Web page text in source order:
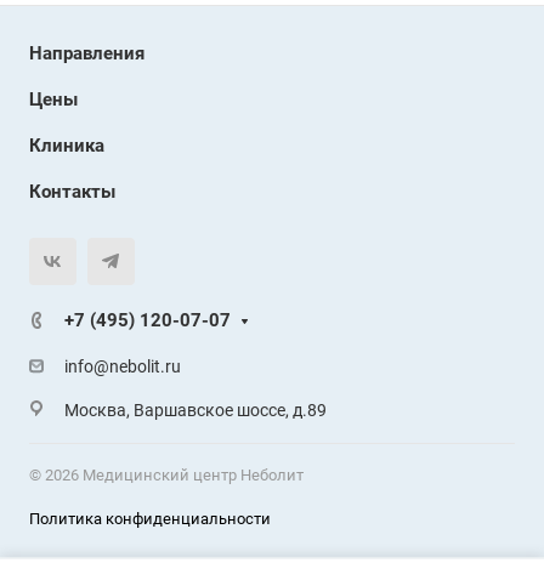
Направления
Цены
Клиника
Контакты
+7 (495) 120-07-07
info@nebolit.ru
Москва, Варшавское шоссе, д.89
© 2026 Медицинский центр Неболит
Политика конфиденциальности